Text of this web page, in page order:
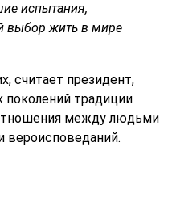
испытания,
выбор жить в мире
считает президент,
традиции
между людьми
вероисповеданий.